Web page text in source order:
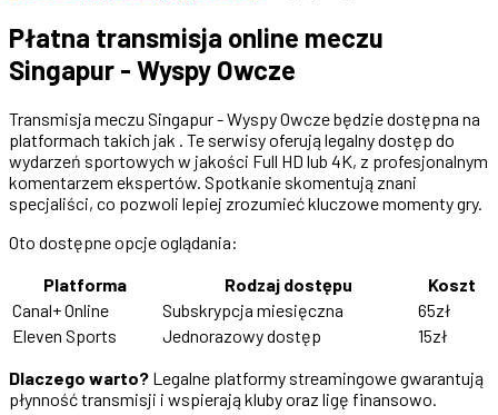
Płatna transmisja online meczu
Singapur - Wyspy Owcze
Transmisja meczu Singapur - Wyspy Owcze będzie dostępna na
platformach takich jak . Te serwisy oferują legalny dostęp do
wydarzeń sportowych w jakości Full HD lub 4K, z profesjonalnym
komentarzem ekspertów. Spotkanie skomentują znani
specjaliści, co pozwoli lepiej zrozumieć kluczowe momenty gry.
Oto dostępne opcje oglądania:
Platforma
Rodzaj dostępu
Koszt
Canal+ Online
Subskrypcja miesięczna
65zł
Eleven Sports
Jednorazowy dostęp
15zł
Dlaczego warto? Legalne platformy streamingowe gwarantują
płynność transmisji i wspierają kluby oraz ligę finansowo.